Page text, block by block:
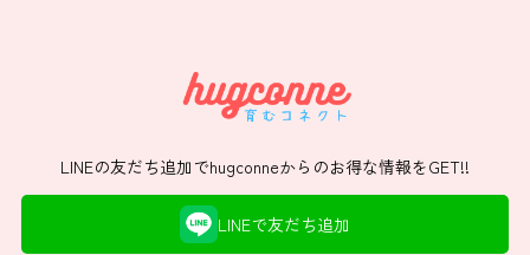
LINEの友だち追加でhugconneからのお得な情報をGET!!
LINEで友だち追加